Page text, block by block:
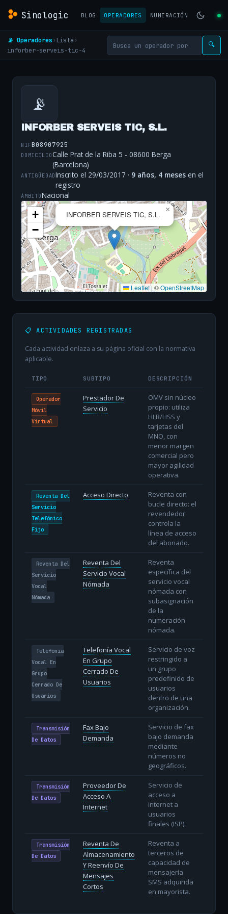
Sinologic BLOG OPERADORES NUMERACIÓN
📡 Operadores› Lista›
inforber-serveis-tic-4
🔍
📡
INFORBER SERVEIS TIC, S.L.
NIFB08907925
DOMICILIOCalle Prat de la Riba 5 - 08600 Berga
(Barcelona)
ANTIGÜEDADInscrito el 29/03/2017 · 9 años, 4 meses en el
registro
ÁMBITONacional
INFORBER SERVEIS TIC, S.L.
×
+
−
Leaflet | ©OpenStreetMap
📋 ACTIVIDADES REGISTRADAS
Cada actividad enlaza a su página oficial con la normativa
aplicable.
TIPO SUBTIPO DESCRIPCIÓN
Operador
Móvil
Virtual
Prestador De
Servicio
OMV sin núcleo
propio: utiliza
HLR/HSS y
tarjetas del
MNO, con
menor margen
comercial pero
mayor agilidad
operativa.
Reventa Del
Servicio
Telefónico
Fijo
Acceso Directo
Reventa con
bucle directo: el
revendedor
controla la
línea de acceso
del abonado.
Reventa Del
Servicio
Vocal
Nómada
Reventa Del
Servicio Vocal
Nómada
Reventa
específica del
servicio vocal
nómada con
subasignación
de la
numeración
nómada.
Telefonía
Vocal En
Grupo
Cerrado De
Usuarios
Telefonía Vocal
En Grupo
Cerrado De
Usuarios
Servicio de voz
restringido a
un grupo
predefinido de
usuarios
dentro de una
organización.
Transmisión
De Datos
Fax Bajo
Demanda
Servicio de fax
bajo demanda
mediante
números no
geográficos.
Transmisión
De Datos
Proveedor De
Acceso A
Internet
Servicio de
acceso a
internet a
usuarios
finales (ISP).
Transmisión
De Datos
Reventa De
Almacenamiento
Y Reenvío De
Mensajes
Cortos
Reventa a
terceros de
capacidad de
mensajería
SMS adquirida
en mayorista.